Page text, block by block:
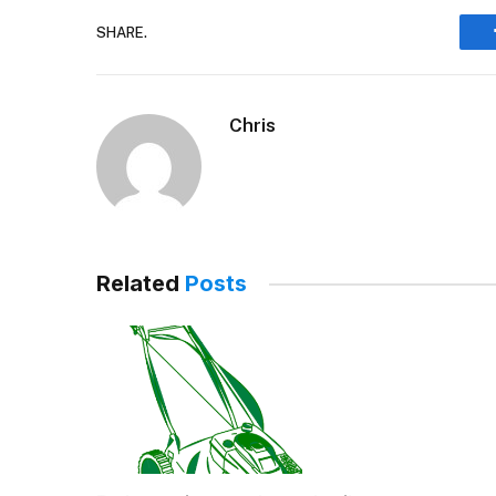
SHARE.
Chris
Related Posts